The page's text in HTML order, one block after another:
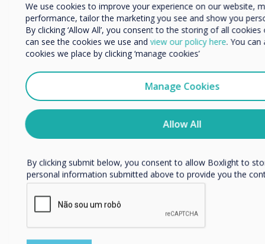
90-screen Clevertouch
project proves a very
clever move at Leeds
comprehensive
We use cookies to improve your experience on our website,
performance, tailor the marketing you see and show you
By clicking ‘Allow All’, you consent to the storing of all
can see the cookies we use and view our policy here. You
cookies we place by clicking ‘manage cookies’
Manage Cookies
Allow All
Organisation Name
We would like to contact you about our products and
post.
I agree to receive communications from Clevertouch
information on how to unsubscribe, our privacy practices,
committed to protecting and respecting your privacy, please
Policy.
By clicking submit below, you consent to allow Boxlight to
personal information submitted above to provide you the